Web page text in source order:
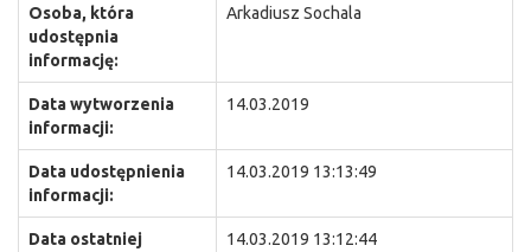
Osoba, która
udostępnia
informację:
Arkadiusz Sochala
Data wytworzenia
informacji:
14.03.2019
Data udostępnienia
informacji:
14.03.2019 13:13:49
Data ostatniej
14.03.2019 13:12:44